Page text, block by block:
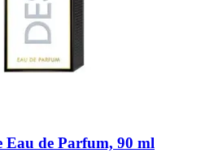
Eau de Parfum, 90 ml